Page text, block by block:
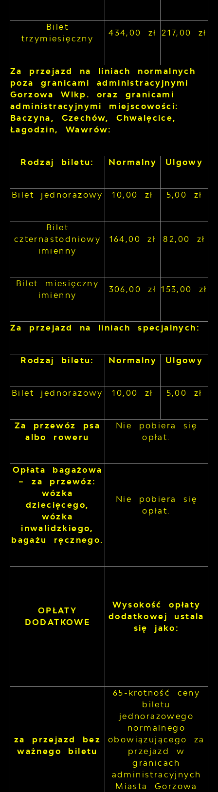
Bilet
trzymiesięczny
434,00 zł 217,00 zł
Za przejazd na liniach normalnych
poza granicami administracyjnymi
Gorzowa Wlkp. oraz granicami
administracyjnymi miejscowości:
Baczyna, Czechów, Chwalęcice,
Łagodzin, Wawrów:
Rodzaj biletu: Normalny Ulgowy
Bilet jednorazowy 10,00 zł 5,00 zł
Bilet
czternastodniowy
imienny
164,00 zł 82,00 zł
Bilet miesięczny
imienny
306,00 zł 153,00 zł
Za przejazd na liniach specjalnych:
Rodzaj biletu: Normalny Ulgowy
Bilet jednorazowy 10,00 zł 5,00 zł
Za przewóz psa
albo roweru
Nie pobiera się
opłat.
Opłata bagażowa
– za przewóz:
wózka
dziecięcego,
wózka
inwalidzkiego,
bagażu ręcznego.
Nie pobiera się
opłat.
OPŁATY
DODATKOWE
Wysokość opłaty
dodatkowej ustala
się jako:
za przejazd bez
ważnego biletu
65-krotność ceny
biletu
jednorazowego
normalnego
obowiązującego za
przejazd w
granicach
administracyjnych
Miasta Gorzowa